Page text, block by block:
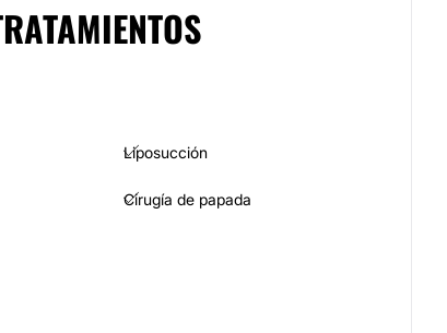
Liposucción
Cirugía de papada